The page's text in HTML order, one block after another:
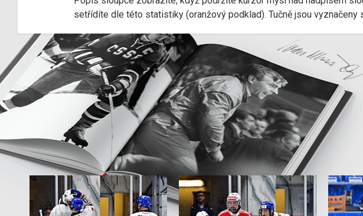
setřídíte dle této statistiky (oranžový podklad). Tučně jsou